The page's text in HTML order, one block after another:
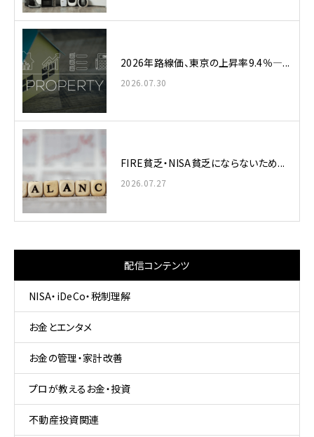
2026年路線価、東京の上昇率9.4％—...
2026.07.30
FIRE貧乏・NISA貧乏にならないため...
2026.07.27
配信コンテンツ
NISA・iDeCo・税制理解
お金とエンタメ
お金の管理・家計改善
プロが教えるお金・投資
不動産投資関連